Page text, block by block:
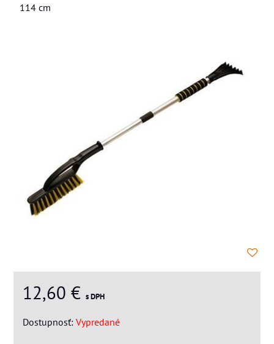
114 cm
12,60 € s DPH
Dostupnosť: Vypredané